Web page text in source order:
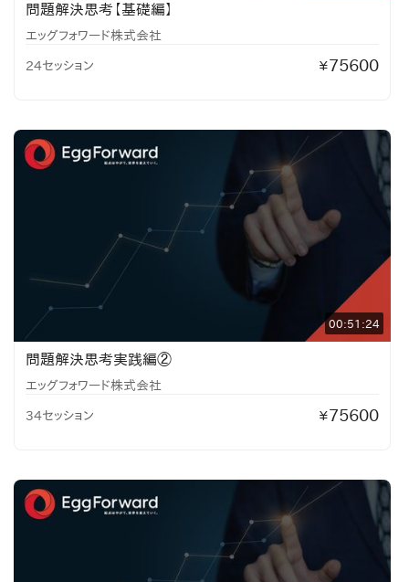
問題解決思考【基礎編】
エッグフォワード株式会社
24セッション ¥75600
00:51:24
問題解決思考実践編②
エッグフォワード株式会社
34セッション ¥75600